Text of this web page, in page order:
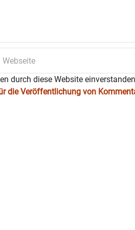
durch diese Website
die Veröffentlichung von